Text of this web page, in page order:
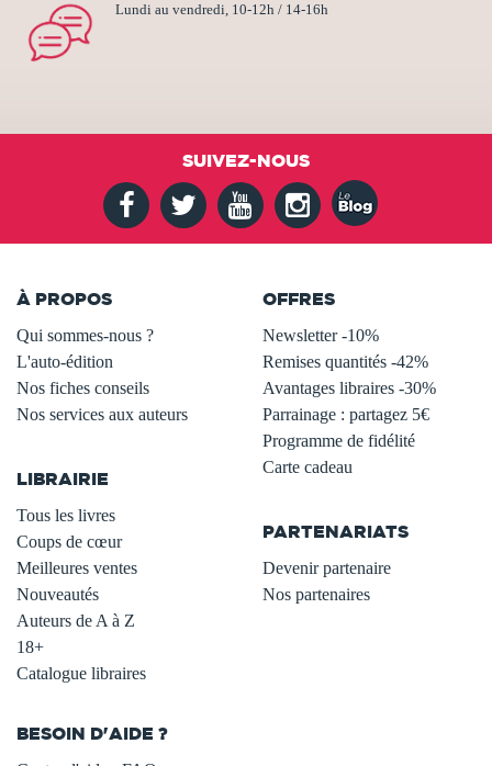
Lundi au vendredi, 10-12h / 14-16h
SUIVEZ-NOUS
À PROPOS
Qui sommes-nous ?
L'auto-édition
Nos fiches conseils
Nos services aux auteurs
LIBRAIRIE
Tous les livres
Coups de cœur
Meilleures ventes
Nouveautés
Auteurs de A à Z
18+
Catalogue libraires
OFFRES
Newsletter -10%
Remises quantités -42%
Avantages libraires -30%
Parrainage : partagez 5€
Programme de fidélité
Carte cadeau
PARTENARIATS
Devenir partenaire
Nos partenaires
BESOIN D'AIDE ?